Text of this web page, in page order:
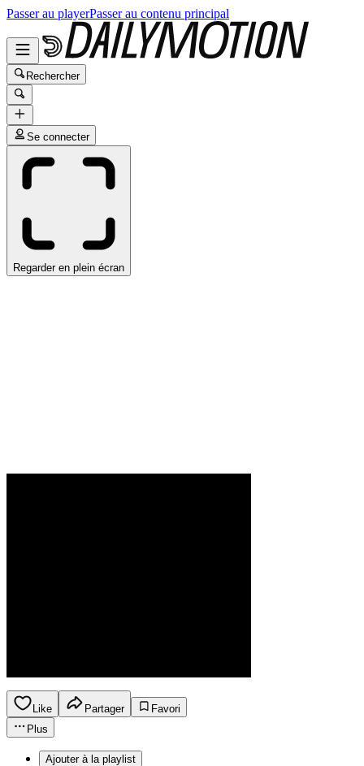
Passer au playerPasser au contenu principal
Rechercher
Se connecter
Regarder en plein écran
Like Partager
Favori
Plus
Ajouter à la playlist